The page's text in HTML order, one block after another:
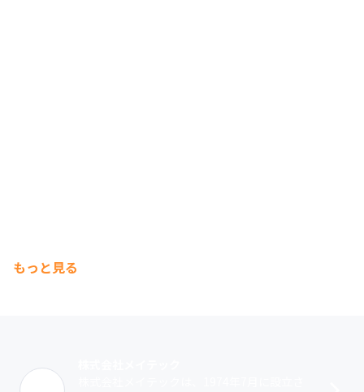
もっと見る